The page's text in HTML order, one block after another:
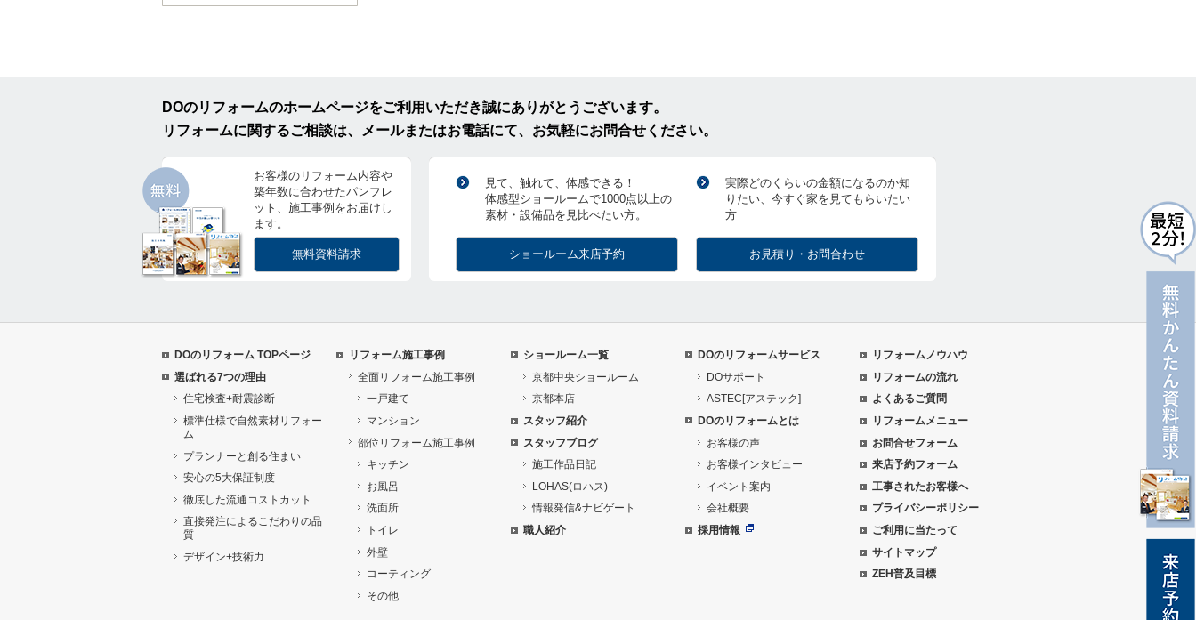
DOのリフォームのホームページをご利用いただき誠にありがとうございます。
リフォームに関するご相談は、メールまたはお電話にて、お気軽にお問合せください。
お客様のリフォーム内容や
築年数に合わせたパンフレ
ット、施工事例をお届けし
ます。
無料資料請求
見て、触れて、体感できる！
体感型ショールームで1000点以上の
素材・設備品を見比べたい方。
ショールーム来店予約
実際どのくらいの金額になるのか知
りたい、今すぐ家を見てもらいたい
方
お見積り・お問合わせ
DOのリフォーム TOPページ
選ばれる7つの理由
住宅検査+耐震診断
標準仕様で自然素材リフォー
ム
プランナーと創る住まい
安心の5大保証制度
徹底した流通コストカット
直接発注によるこだわりの品
質
デザイン+技術力
リフォーム施工事例
全面リフォーム施工事例
一戸建て
マンション
部位リフォーム施工事例
キッチン
お風呂
洗面所
トイレ
外壁
コーティング
その他
ショールーム一覧
京都中央ショールーム
京都本店
スタッフ紹介
スタッフブログ
施工作品日記
LOHAS(ロハス)
情報発信&ナビゲート
職人紹介
DOのリフォームサービス
DOサポート
ASTEC[アステック]
DOのリフォームとは
お客様の声
お客様インタビュー
イベント案内
会社概要
採用情報
リフォームノウハウ
リフォームの流れ
よくあるご質問
リフォームメニュー
お問合せフォーム
来店予約フォーム
工事されたお客様へ
プライバシーポリシー
ご利用に当たって
サイトマップ
ZEH普及目標